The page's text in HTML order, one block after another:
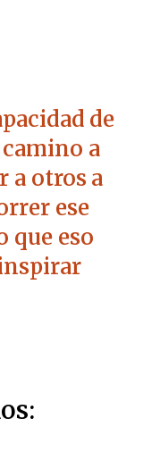
de
a
a otros a
ese
que eso